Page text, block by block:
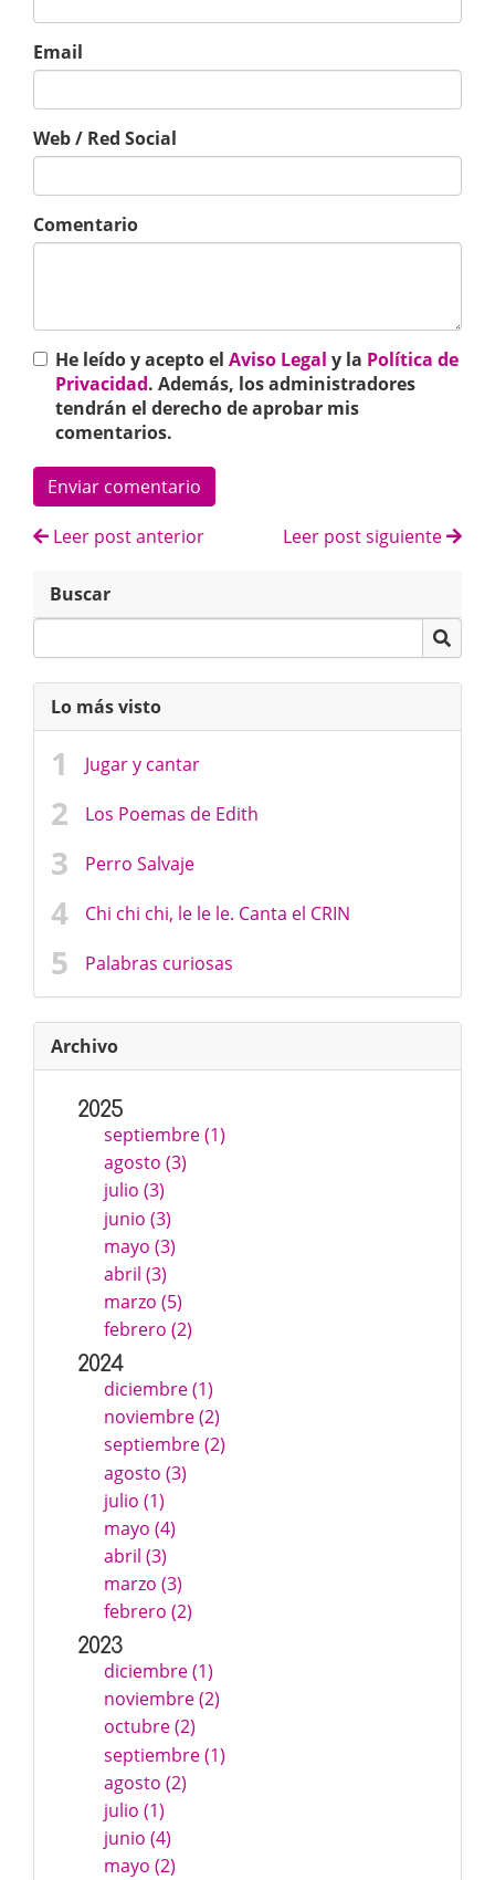
Email
Web / Red Social
Comentario
He leído y acepto el Aviso Legal y la Política de
Privacidad. Además, los administradores
tendrán el derecho de aprobar mis
comentarios.
Enviar comentario
Leer post anterior Leer post siguiente
Buscar
Lo más visto
Jugar y cantar
Los Poemas de Edith
Perro Salvaje
Chi chi chi, le le le. Canta el CRIN
Palabras curiosas
Archivo
2025
septiembre (1)
agosto (3)
julio (3)
junio (3)
mayo (3)
abril (3)
marzo (5)
febrero (2)
2024
diciembre (1)
noviembre (2)
septiembre (2)
agosto (3)
julio (1)
mayo (4)
abril (3)
marzo (3)
febrero (2)
2023
diciembre (1)
noviembre (2)
octubre (2)
septiembre (1)
agosto (2)
julio (1)
junio (4)
mayo (2)